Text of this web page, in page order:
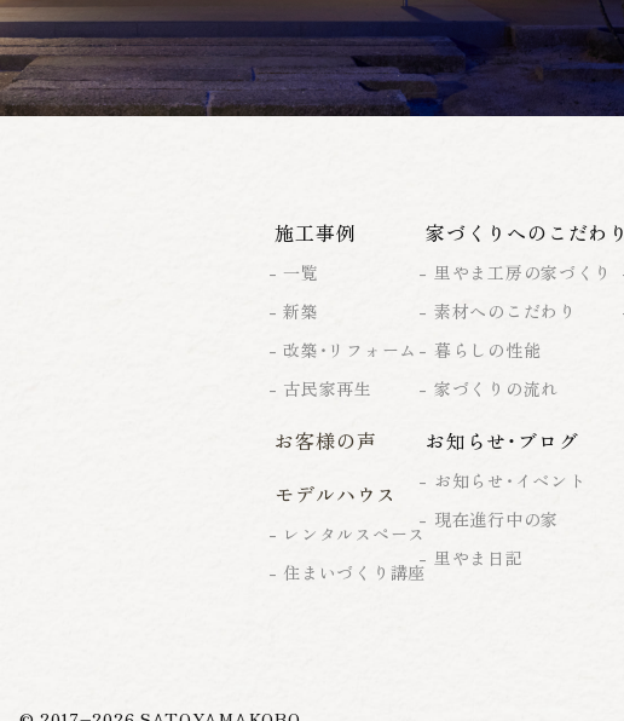
施工事例
一覧
新築
改築・リフォーム
古民家再生
お客様の声
モデルハウス
レンタルスペース
住まいづくり講座
家づくりへのこだわり
里やま工房の家づくり
素材へのこだわり
暮らしの性能
家づくりの流れ
お知らせ・ブログ
お知らせ・イベント
現在進行中の家
里やま日記